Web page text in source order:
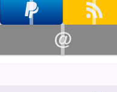
تابعنا على rss تابعنا على paypal
تابعنا على email